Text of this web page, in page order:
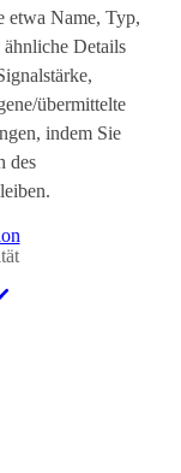
etwa Name, Typ,
Details
übermittelte
indem Sie
des